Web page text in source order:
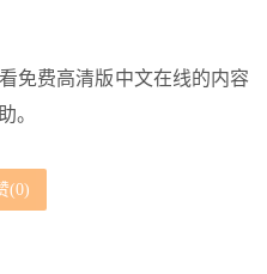
免费高清版中文在线的内容
。
(0)